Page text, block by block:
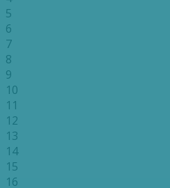
5
6
7
8
9
10
11
12
13
14
15
16